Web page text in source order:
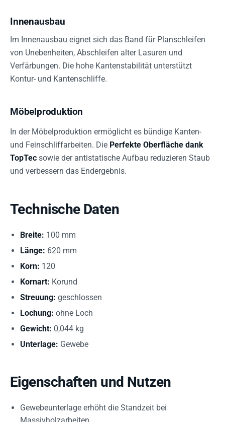
Innenausbau
Im Innenausbau eignet sich das Band für Planschleifen
von Unebenheiten, Abschleifen alter Lasuren und
Verfärbungen. Die hohe Kantenstabilität unterstützt
Kontur- und Kantenschliffe.
Möbelproduktion
In der Möbelproduktion ermöglicht es bündige Kanten-
und Feinschliffarbeiten. Die Perfekte Oberfläche dank
TopTec sowie der antistatische Aufbau reduzieren Staub
und verbessern das Endergebnis.
Technische Daten
Breite: 100 mm
Länge: 620 mm
Korn: 120
Kornart: Korund
Streuung: geschlossen
Lochung: ohne Loch
Gewicht: 0,044 kg
Unterlage: Gewebe
Eigenschaften und Nutzen
Gewebeunterlage erhöht die Standzeit bei